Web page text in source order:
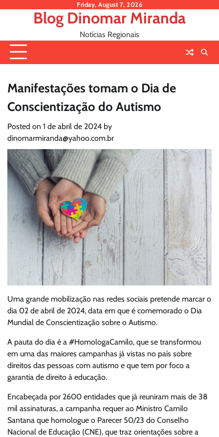
Friday, August 7, 2026
Blog Dinomar Miranda
Notícias Regionais
Manifestações tomam o Dia de
Conscientização do Autismo
Posted on 1 de abril de 2024 by
dinomarmiranda@yahoo.com.br
Uma grande mobilização nas redes sociais pretende marcar o
dia 02 de abril de 2024, data em que é comemorado o Dia
Mundial de Conscientização sobre o Autismo.
A pauta do dia é a #HomologaCamilo, que se transformou
em uma das maiores campanhas já vistas no país sobre
direitos das pessoas com autismo e que tem por foco a
garantia de direito à educação.
Encabeçada por 2600 entidades que já reuniram mais de 38
mil assinaturas, a campanha requer ao Ministro Camilo
Santana que homologue o Parecer 50/23 do Conselho
Nacional de Educação (CNE), que traz orientações sobre a